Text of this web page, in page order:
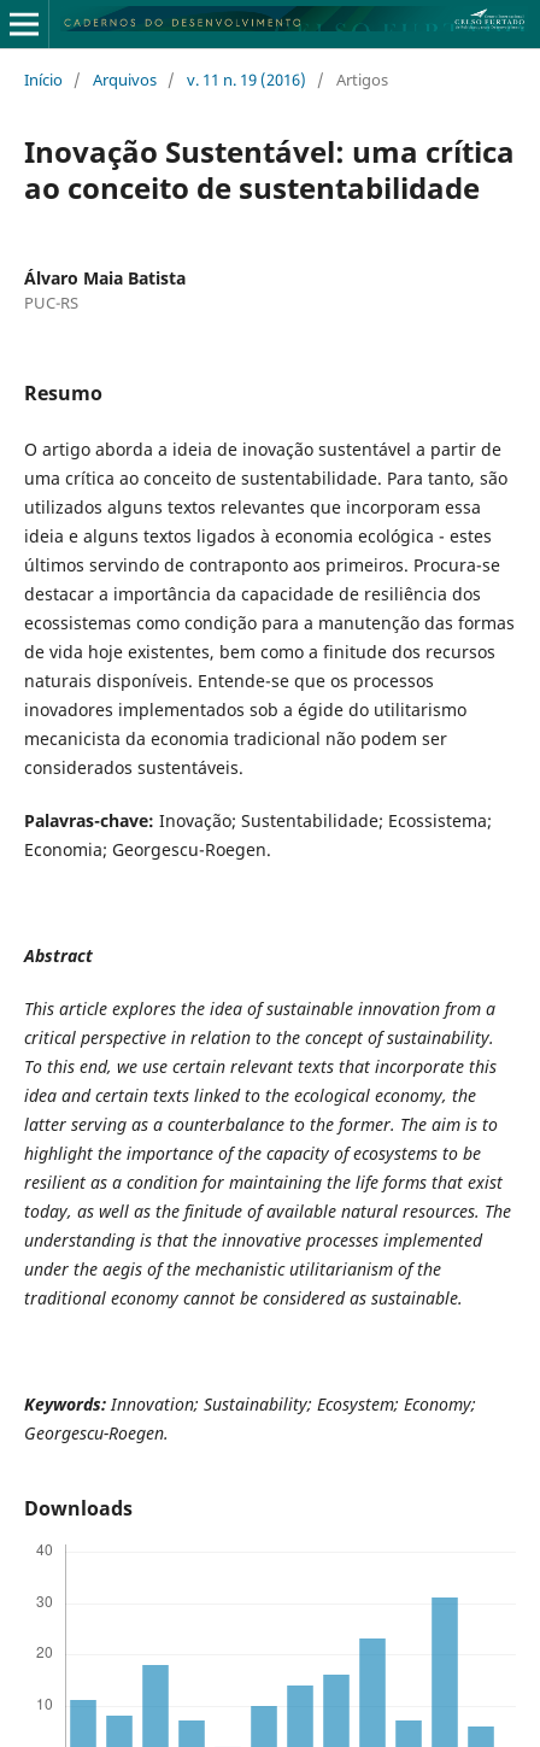
Início / Arquivos / v. 11 n. 19 (2016) / Artigos
Inovação Sustentável: uma crítica
ao conceito de sustentabilidade
Álvaro Maia Batista
PUC-RS
Resumo
O artigo aborda a ideia de inovação sustentável a partir de
uma crítica ao conceito de sustentabilidade. Para tanto, são
utilizados alguns textos relevantes que incorporam essa
ideia e alguns textos ligados à economia ecológica - estes
últimos servindo de contraponto aos primeiros. Procura-se
destacar a importância da capacidade de resiliência dos
ecossistemas como condição para a manutenção das formas
de vida hoje existentes, bem como a finitude dos recursos
naturais disponíveis. Entende-se que os processos
inovadores implementados sob a égide do utilitarismo
mecanicista da economia tradicional não podem ser
considerados sustentáveis.
Palavras-chave: Inovação; Sustentabilidade; Ecossistema;
Economia; Georgescu-Roegen.
Abstract
This article explores the idea of sustainable innovation from a
critical perspective in relation to the concept of sustainability.
To this end, we use certain relevant texts that incorporate this
idea and certain texts linked to the ecological economy, the
latter serving as a counterbalance to the former. The aim is to
highlight the importance of the capacity of ecosystems to be
resilient as a condition for maintaining the life forms that exist
today, as well as the finitude of available natural resources. The
understanding is that the innovative processes implemented
under the aegis of the mechanistic utilitarianism of the
traditional economy cannot be considered as sustainable.
Keywords:Innovation; Sustainability; Ecosystem; Economy;
Georgescu-Roegen.
Downloads